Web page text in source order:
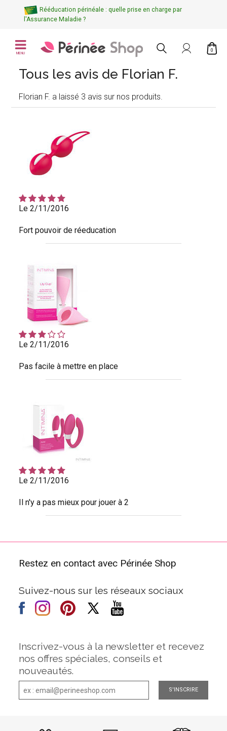
Rééducation périnéale : quelle prise en charge par
l'Assurance Maladie ?
MENU
0
Tous les avis de Florian F.
Florian F. a laissé 3 avis sur nos produits.
Le 2/11/2016
Fort pouvoir de réeducation
Le 2/11/2016
Pas facile à mettre en place
Le 2/11/2016
Il n'y a pas mieux pour jouer à 2
Restez en contact avec Périnée Shop
Suivez-nous sur les réseaux sociaux
Inscrivez-vous à la newsletter et recevez
nos offres spéciales, conseils et
nouveautés.
S'INSCRIRE